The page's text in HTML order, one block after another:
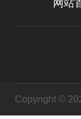
网站
Copyright ©